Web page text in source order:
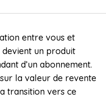
entre vous et
un produit
d’un abonnement.
la valeur de revente
transition vers ce